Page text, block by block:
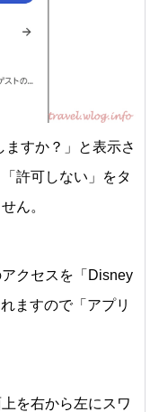
ますか？」と表示さ
許可しない」をタ
ん。
クセスを「Disney
ますので「アプリ
を右から左にスワ